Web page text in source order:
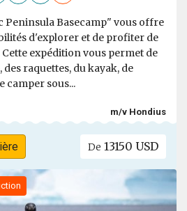
Peninsula Basecamp" vous offre
d'explorer et de profiter de
expédition vous permet de
raquettes, du kayak, de
camper sous...
m/v Hondius
De 13150 USD